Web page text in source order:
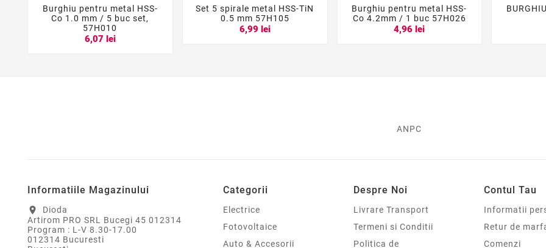
  
Burghiu pentru metal HSS-
Co 1.0 mm / 5 buc set,
57H010
6,07 lei
  
Set 5 spirale metal HSS-TiN
0.5 mm 57H105
6,99 lei
  
Burghiu pentru metal HSS-
Co 4.2mm / 1 buc 57H026
4,96 lei
ANPC
Informatiile Magazinului
location_on
Dioda
Artirom PRO SRL Bucegi 45 012314
Program : L-V 8.30-17.00
012314 Bucuresti
Categorii
Electrice
Fotovoltaice
Auto & Accesorii
Despre Noi
Livrare Transport
Termeni si Conditii
Politica de
Contul Tau
Informatii
Retur de
Comenzi